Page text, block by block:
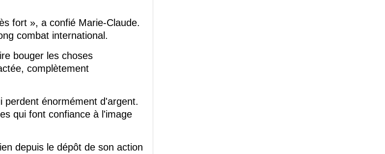
fort », a confié Marie-Claude.
combat international.
bouger les choses
complètement
perdent énormément d'argent.
qui font confiance à l'image
depuis le dépôt de son action